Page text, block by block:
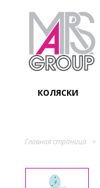
КОЛЯСКИ
Главная страница